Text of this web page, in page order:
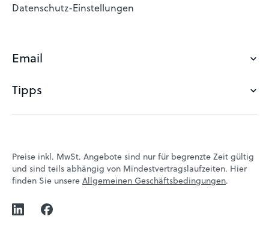
Datenschutz-Einstellungen
Email
Email Adresse erstellen
Email Adresse mit eigener Domain
Email Anbieter Schweiz
Tipps
Abwesenheitsnotiz
Preise inkl. MwSt. Angebote sind nur für begrenzte Zeit gültig
und sind teils abhängig von Mindestvertragslaufzeiten. Hier
finden Sie unsereAllgemeinen Geschäftsbedingungen.